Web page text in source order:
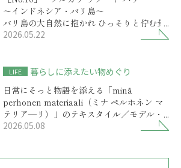
～インドネシア・バリ島～
バリ島の大自然に抱かれ ひっそりと佇む最
高級リゾート
2026.05.22
LIFE
暮らしに添えたい物めぐり
日常にそっと物語を添える「minä
perhonen materiaali（ミナ ペルホネン マ
テリア―リ）」のテキスタイル／モデル・
前田エマさん
2026.05.08